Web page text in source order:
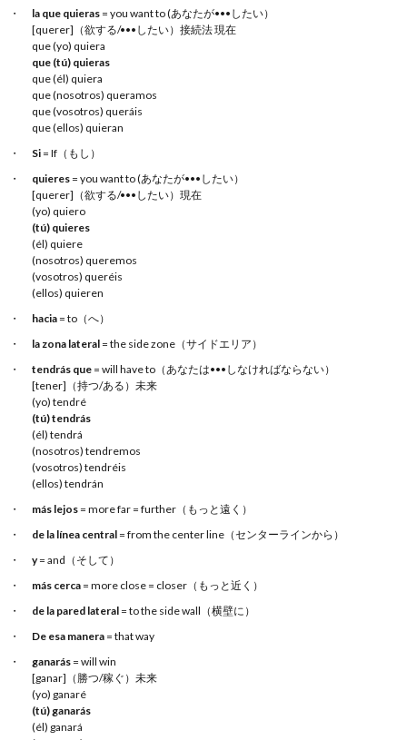
la que quieras = you want to (あなたが•••したい）
[querer]（欲する/•••したい）接続法 現在
que (yo) quiera
que (tú) quieras
que (él) quiera
que (nosotros) queramos
que (vosotros) queráis
que (ellos) quieran
Si = If（もし）
quieres = you want to (あなたが•••したい）
[querer]（欲する/•••したい）現在
(yo) quiero
(tú) quieres
(él) quiere
(nosotros) queremos
(vosotros) queréis
(ellos) quieren
hacia = to（へ）
la zona lateral = the side zone（サイドエリア）
tendrás que = will have to（あなたは•••しなければならない）
[tener]（持つ/ある）未来
(yo) tendré
(tú) tendrás
(él) tendrá
(nosotros) tendremos
(vosotros) tendréis
(ellos) tendrán
más lejos = more far = further（もっと遠く）
de la línea central = from the center line（センターラインから）
y= and（そして）
más cerca = more close = closer（もっと近く）
de la pared lateral = to the side wall（横壁に）
De esa manera = that way
ganarás = will win
[ganar]（勝つ/稼ぐ）未来
(yo) ganaré
(tú) ganarás
(él) ganará